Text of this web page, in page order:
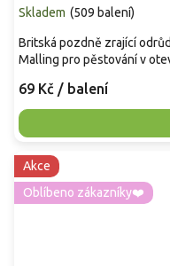
Skladem (509 balení)
69 Kč / balení
Britská pozdně zrající
Malling pro pěstování v
Akce
Oblíbeno zákazníky❤️